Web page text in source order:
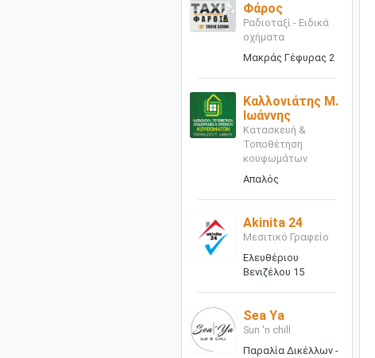
Φάρος
Ραδιοταξί - Ειδικά
οχήματα
Μακράς Γέφυρας 2
Καλλονιάτης Μ.
Ιωάννης
Κατασκευή &
Τοποθέτηση
κουφωμάτων
Απαλός
Akinita 24
Μεσιτικό Γραφείο
Ελευθέριου
Βενιζέλου 15
Sea Ya
Sun 'n chill
Παραλία Δικέλλων -